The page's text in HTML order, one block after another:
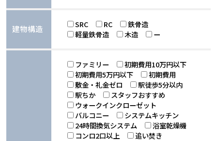
建物構造 SRC RC
鉄骨造
軽量鉄骨造
木造 ー
ファミリー
初期費用10万円以下
初期費用5万円以下
初期費用
敷金・礼金ゼロ
駅徒歩5分以内
駅ちか
スタッフおすすめ
ウォークインクローゼット
バルコニー
システムキッチン
24時間換気システム
浴室乾燥機
コンロ2口以上
追い焚き